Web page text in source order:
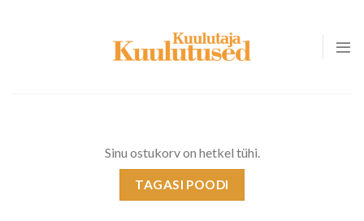
Sinu ostukorv on hetkel tühi.
TAGASI POODI